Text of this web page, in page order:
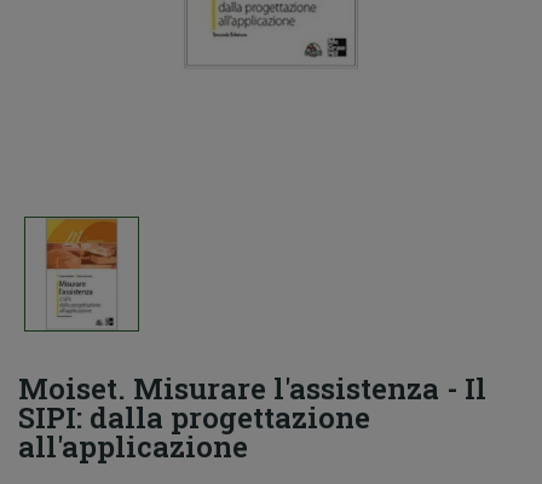
Moiset. Misurare l'assistenza - Il
SIPI: dalla progettazione
all'applicazione